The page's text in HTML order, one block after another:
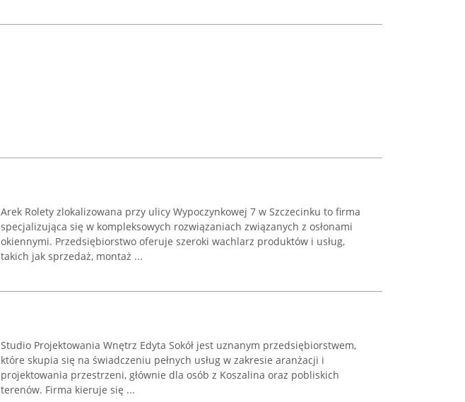
Arek Rolety zlokalizowana przy ulicy Wypoczynkowej 7 w Szczecinku to firma
specjalizująca się w kompleksowych rozwiązaniach związanych z osłonami
okiennymi. Przedsiębiorstwo oferuje szeroki wachlarz produktów i usług,
takich jak sprzedaż, montaż ...
Studio Projektowania Wnętrz Edyta Sokół jest uznanym przedsiębiorstwem,
które skupia się na świadczeniu pełnych usług w zakresie aranżacji i
projektowania przestrzeni, głównie dla osób z Koszalina oraz pobliskich
terenów. Firma kieruje się ...